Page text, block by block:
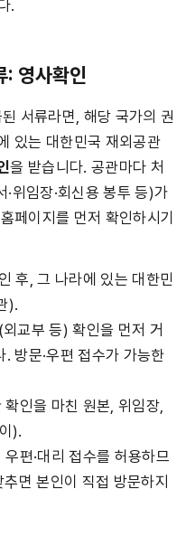
.
: 영사확인
서류라면, 해당 국가의 권
있는 대한민국 재외공관
을 받습니다. 공관마다 처
·위임장·회신용 봉투 등)가
페이지를 먼저 확인하시기
후, 그 나라에 있는 대한민
).
교부 등) 확인을 먼저 거
방문·우편 접수가 가능한
인을 마친 원본, 위임장,
).
우편·대리 접수를 허용하므
면 본인이 직접 방문하지